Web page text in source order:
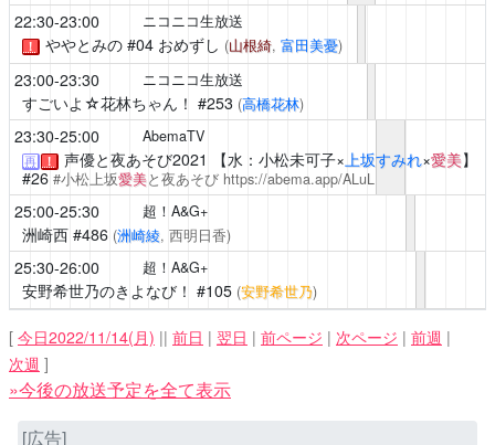
22:30-23:00 ニコニコ生放送
！ ややとみの#04 おめずし (山根綺, 富田美憂)
23:00-23:30 ニコニコ生放送
すごいよ☆花林ちゃん！ #253 (高橋花林)
23:30-25:00 AbemaTV
再 ！ 声優と夜あそび2021 【水：小松未可子×上坂すみれ×愛美】
#26#小松上坂愛美と夜あそび https://abema.app/ALuL
25:00-25:30 超！A&G+
洲崎西#486 (洲崎綾, 西明日香)
25:30-26:00 超！A&G+
安野希世乃のきよなび！ #105 (安野希世乃)
[ 今日2022/11/14(月) || 前日 | 翌日 | 前ページ | 次ページ | 前週 |
次週 ]
»今後の放送予定を全て表示
[広告]